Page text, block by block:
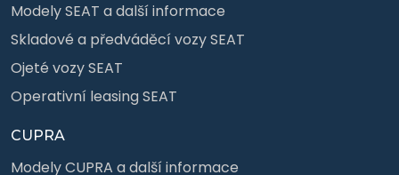
Modely SEAT a další informace
Skladové a předváděcí vozy SEAT
Ojeté vozy SEAT
Operativní leasing SEAT
CUPRA
Modely CUPRA a další informace